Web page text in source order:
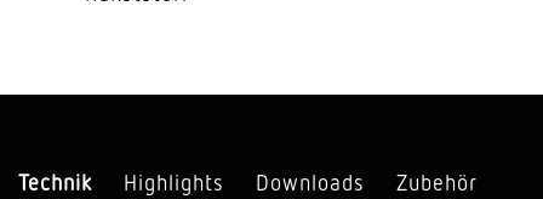
Technik Highlights Downloads Zubehör